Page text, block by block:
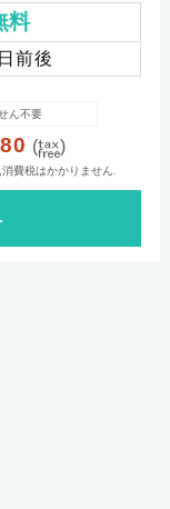
料
前後
( )
費税はかかりません.
ん不要